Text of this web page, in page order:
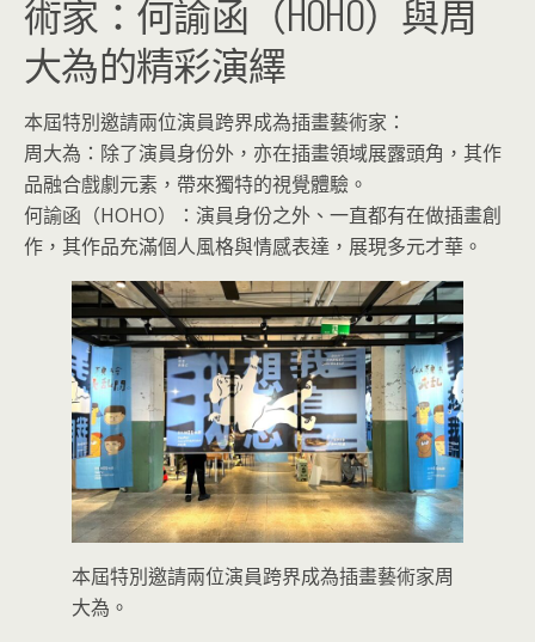
術家：何諭函（HOHO）與周
大為的精彩演繹
本屆特別邀請兩位演員跨界成為插畫藝術家：
周大為：除了演員身份外，亦在插畫領域展露頭角，其作
品融合戲劇元素，帶來獨特的視覺體驗。
何諭函（HOHO）：演員身份之外、一直都有在做插畫創
作，其作品充滿個人風格與情感表達，展現多元才華。
本屆特別邀請兩位演員跨界成為插畫藝術家周
大為。